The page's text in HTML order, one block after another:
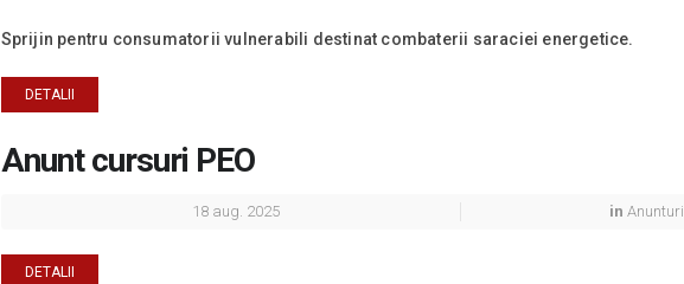
Sprijin pentru consumatorii vulnerabili destinat combaterii saraciei energetice.
DETALII
Anunt cursuri PEO
18 aug. 2025 in Anunturi
DETALII